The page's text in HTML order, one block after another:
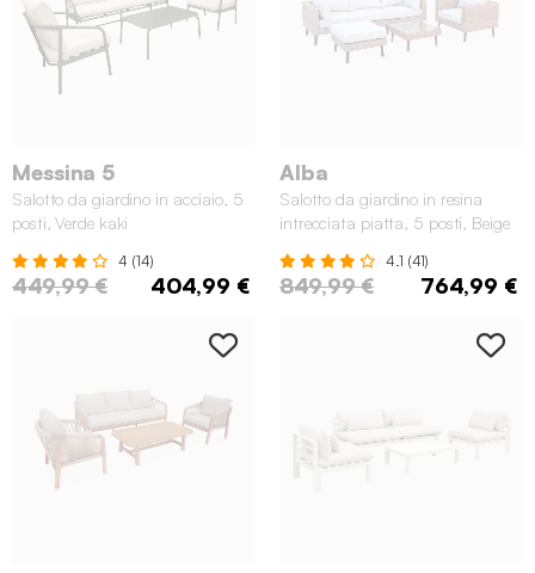
Messina 5
Salotto da giardino in acciaio, 5
posti, Verde kaki
4 (14)
449,99 € 404,99 €
Alba
Salotto da giardino in resina
intrecciata piatta, 5 posti, Beige
4.1 (41)
849,99 € 764,99 €